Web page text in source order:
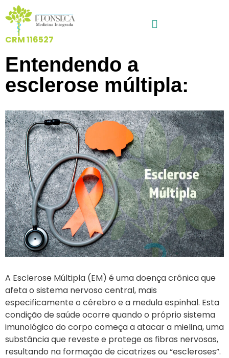
CRM 116527
Entendendo a
esclerose múltipla:
A Esclerose Múltipla (EM) é uma doença crônica que
afeta o sistema nervoso central, mais
especificamente o cérebro e a medula espinhal. Esta
condição de saúde ocorre quando o próprio sistema
imunológico do corpo começa a atacar a mielina, uma
substância que reveste e protege as fibras nervosas,
resultando na formação de cicatrizes ou “escleroses”.